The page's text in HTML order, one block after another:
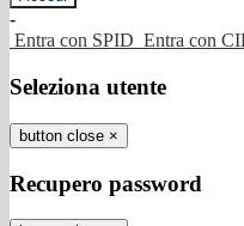
-
Entra con SPID Entra con
Seleziona utente
button close ×
Recupero password